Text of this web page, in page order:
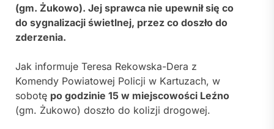
(gm. Żukowo). Jej sprawca nie upewnił się co
do sygnalizacji świetlnej, przez co doszło do
zderzenia.
Jak informuje Teresa Rekowska-Dera z
Komendy Powiatowej Policji w Kartuzach, w
sobotę po godzinie 15 w miejscowości Leźno
(gm. Żukowo) doszło do kolizji drogowej.